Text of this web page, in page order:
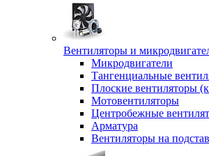
Вентиляторы и
Микродвигатели
Тангенциальные
Плоские вентиляторы
Мотовентиляторы
Центробежные
Арматура
Вентиляторы на